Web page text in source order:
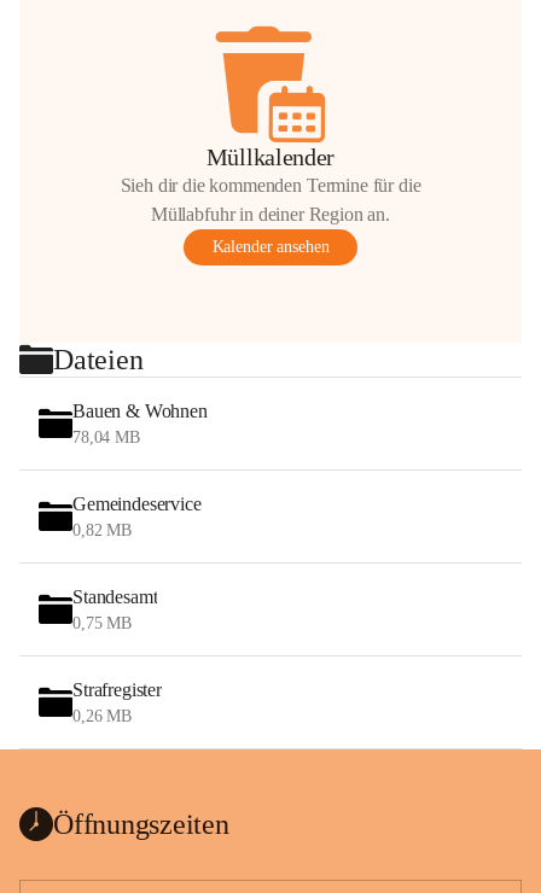
Müllkalender
Sieh dir die kommenden Termine für die
Müllabfuhr in deiner Region an.
Kalender ansehen
Dateien
Bauen & Wohnen
78,04 MB
Gemeindeservice
0,82 MB
Standesamt
0,75 MB
Strafregister
0,26 MB
Öffnungszeiten